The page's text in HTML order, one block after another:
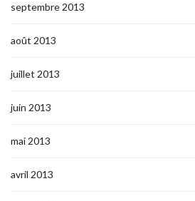
septembre 2013
août 2013
juillet 2013
juin 2013
mai 2013
avril 2013